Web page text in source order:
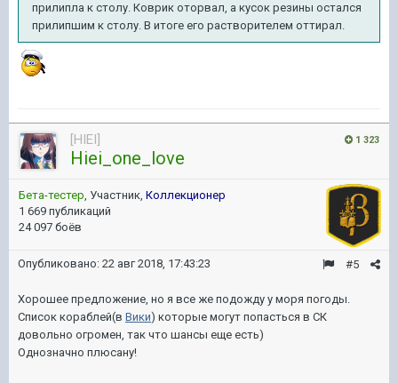
прилипла к столу. Коврик оторвал, а кусок резины остался
прилипшим к столу. В итоге его растворителем оттирал.
1 323
[HIEI]
Hiei_one_love
Бета-тестер, Участник, Коллекционер
1 669 публикаций
24 097 боёв
#5
Опубликовано: 22 авг 2018, 17:43:23
Хорошее предложение, но я все же подожду у моря погоды.
Список кораблей(в Вики) которые могут попасться в СК
довольно огромен, так что шансы еще есть)
Однозначно плюсану!